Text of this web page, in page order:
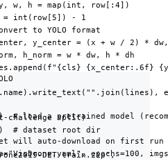
w, h = map(int, row[:4])
int(row[5]) - 1
to YOLO format
y_center = (x + w / 2) *
h_norm = w * dw, h * dh
{x_center:.6f}
challenge split)
# dataset root dir
DET-train.zip",
# load a pretrained model
will auto-download on first run
epochs=100,